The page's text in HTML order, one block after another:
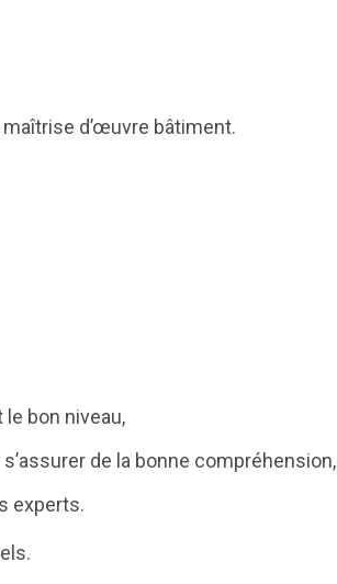
d’œuvre bâtiment.
bon niveau,
de la bonne compréhension,
experts.